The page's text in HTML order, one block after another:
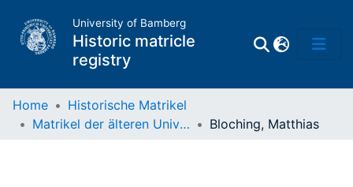
University of Bamberg
Historic matricle
registry
Home
Historische Matrikel
Matrikel der älteren Universität
Bloching, Matthias